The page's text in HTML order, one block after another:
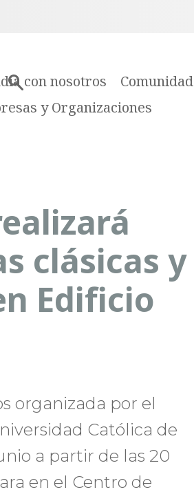
con nosotros Comunidad
y Organizaciones
clásicas y
Edificio
organizada por el
Católica de
a partir de las 20
en el Centro de